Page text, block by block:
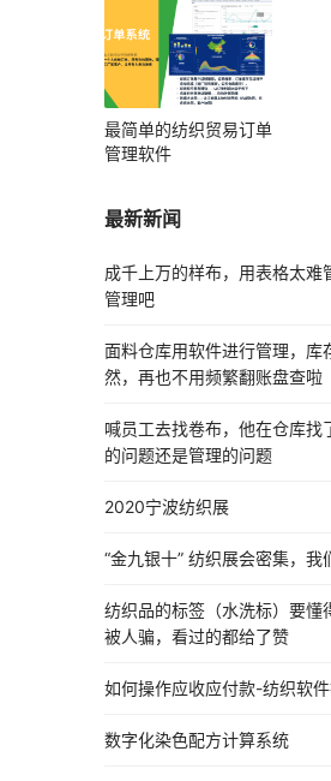
最简单的纺织贸易订单
管理软件
最新新闻
成千上万的样布，用表格太难
管理吧
面料仓库用软件进行管理，库
然，再也不用频繁翻账盘查啦
喊员工去找卷布，他在仓库找
的问题还是管理的问题
2020宁波纺织展
“金九银十” 纺织展会密集，我
纺织品的标签（水洗标）要懂
被人骗，看过的都给了赞
如何操作应收应付款-纺织软
数字化染色配方计算系统